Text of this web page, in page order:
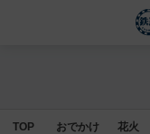
TOP おでかけ 花火